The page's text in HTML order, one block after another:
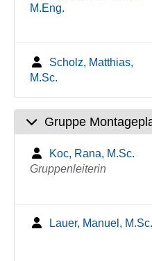
M.Eng.
Scholz, Matthias,
M.Sc.
Gruppe
Koc, Rana, M.Sc.
Gruppenleiterin
Lauer, Manuel, M.Sc.